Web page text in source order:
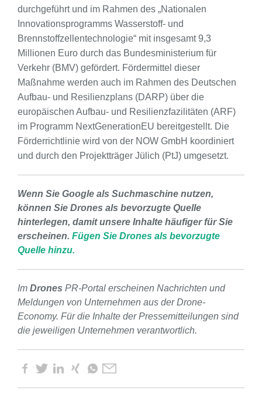
durchgeführt und im Rahmen des „Nationalen
Innovationsprogramms Wasserstoff- und
Brennstoffzellentechnologie“ mit insgesamt 9,3
Millionen Euro durch das Bundesministerium für
Verkehr (BMV) gefördert. Fördermittel dieser
Maßnahme werden auch im Rahmen des Deutschen
Aufbau- und Resilienzplans (DARP) über die
europäischen Aufbau- und Resilienzfazilitäten (ARF)
im Programm NextGenerationEU bereitgestellt. Die
Förderrichtlinie wird von der NOW GmbH koordiniert
und durch den Projektträger Jülich (PtJ) umgesetzt.
Wenn Sie Google als Suchmaschine nutzen,
können Sie Drones als bevorzugte Quelle
hinterlegen, damit unsere Inhalte häufiger für Sie
erscheinen. Fügen Sie Drones als bevorzugte
Quelle hinzu.
Im Drones PR-Portal erscheinen Nachrichten und
Meldungen von Unternehmen aus der Drone-
Economy. Für die Inhalte der Pressemitteilungen sind
die jeweiligen Unternehmen verantwortlich.